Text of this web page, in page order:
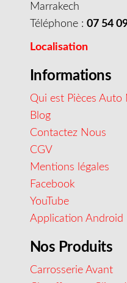
Marrakech
Téléphone : 07 54
Localisation
Informations
Qui est Pièces Auto
Blog
Contactez Nous
CGV
Mentions légales
Facebook
YouTube
Application Android
Nos Produits
Carrosserie Avant